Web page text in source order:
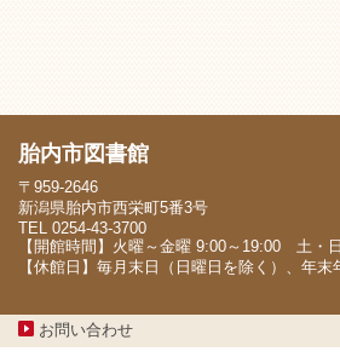
胎内市図書館
〒959-2646
新潟県胎内市西栄町5番3号
TEL 0254-43-3700
【開館時間】火曜～金曜 9:00～19:00 土・
【休館日】毎月末日（日曜日を除く）、年
お問い合わせ